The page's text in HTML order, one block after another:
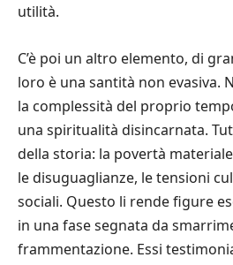
utilità.
C’è poi un altro elemento, di
loro è una santità non evasiva.
la complessità del proprio
una spiritualità disincarnata.
della storia: la povertà
le disuguaglianze, le tensioni
sociali. Questo li rende figure
in una fase segnata da
frammentazione. Essi